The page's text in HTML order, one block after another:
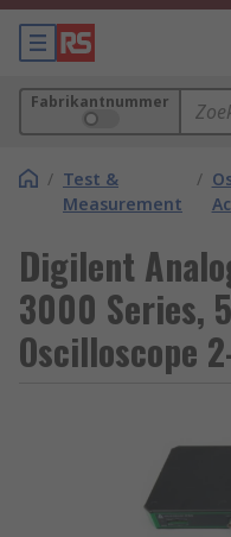
Fabrikantnummer
/ Test &
Measurement
/
Digilent
3000 Series,
Oscilloscope